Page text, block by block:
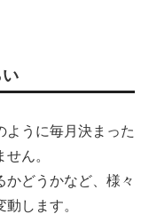
ように毎月決まった
ん。
かどうかなど、様々
します。